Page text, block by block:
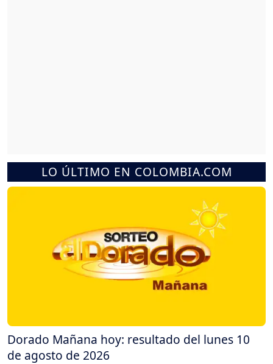
LO ÚLTIMO EN COLOMBIA.COM
Dorado Mañana hoy: resultado del lunes 10
de agosto de 2026